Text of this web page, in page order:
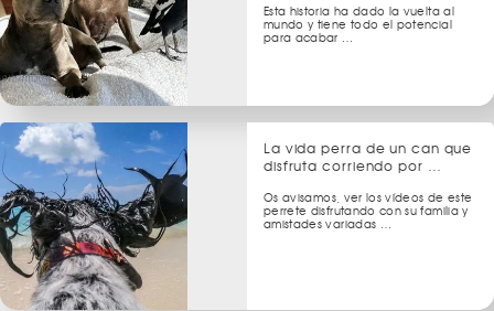
Esta historia ha dado la vuelta al
mundo y tiene todo el potencial
para acabar …
La vida perra de un can que
disfruta corriendo por …
Os avisamos, ver los vídeos de este
perrete disfrutando con su familia y
amistades variadas …